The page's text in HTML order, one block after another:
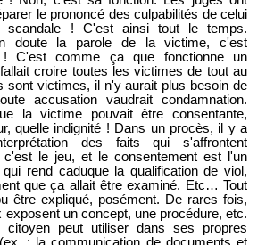
le prononcé des culpabilités de celui
scandale ! C'est ainsi tout le temps.
doute la parole de la victime, c'est
! C'est comme ça que fonctionne un
croire toutes les victimes de tout au
sont victimes, il n'y aurait plus besoin de
accusation vaudrait condamnation.
la victime pouvait être consentante,
quelle indignité ! Dans un procès, il y a
des faits qui s'affrontent
c'est le jeu, et le consentement est l'un
rend caduque la qualification de viol,
que ça allait être examiné. Etc… Tout
être expliqué, posément. De rares fois,
exposent un concept, une procédure, etc.
citoyen peut utiliser dans ses propres
: la communication de documents et